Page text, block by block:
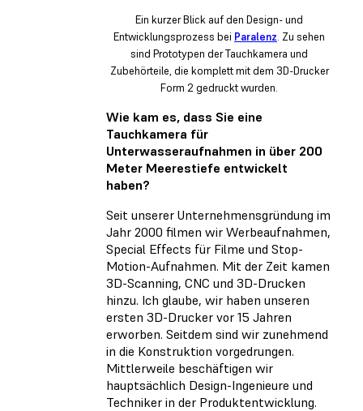
Ein kurzer Blick auf den Design- und
Entwicklungsprozess bei Paralenz. Zu sehen
sind Prototypen der Tauchkamera und
Zubehörteile, die komplett mit dem 3D-Drucker
Form 2 gedruckt wurden.
Wie kam es, dass Sie eine
Tauchkamera für
Unterwasseraufnahmen in über 200
Meter Meerestiefe entwickelt
haben?
Seit unserer Unternehmensgründung im
Jahr 2000 filmen wir Werbeaufnahmen,
Special Effects für Filme und Stop-
Motion-Aufnahmen. Mit der Zeit kamen
3D-Scanning, CNC und 3D-Drucken
hinzu. Ich glaube, wir haben unseren
ersten 3D-Drucker vor 15 Jahren
erworben. Seitdem sind wir zunehmend
in die Konstruktion vorgedrungen.
Mittlerweile beschäftigen wir
hauptsächlich Design-Ingenieure und
Techniker in der Produktentwicklung.